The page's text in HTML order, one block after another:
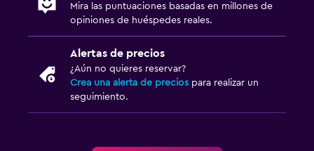
Mira las puntuaciones basadas en millones de
opiniones de huéspedes reales.
Alertas de precios
¿Aún no quieres reservar?
Crea una alerta de precios para realizar un
seguimiento.